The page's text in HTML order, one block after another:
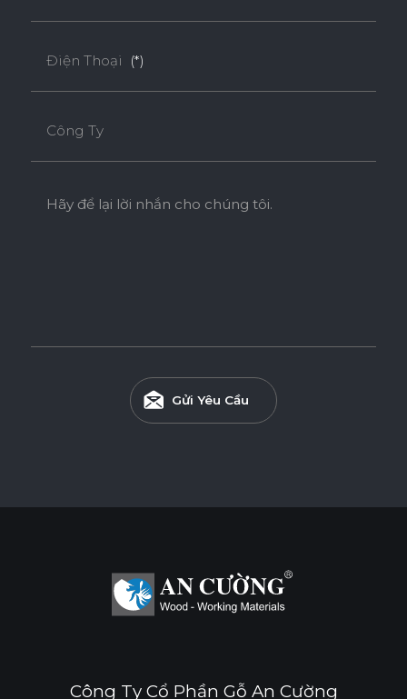
Điện Thoại (*)
Công Ty
Hãy để lại lời nhắn cho chúng tôi.
Gửi Yêu Cầu
Công Ty Cổ Phần Gỗ An Cường